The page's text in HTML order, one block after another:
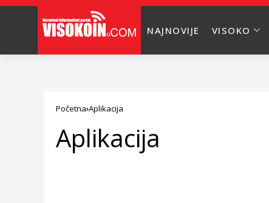
NAJNOVIJE VISOKO
Početna Aplikacija
Aplikacija